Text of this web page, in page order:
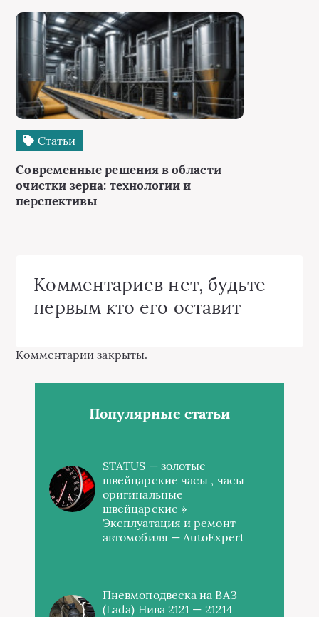
Статьи
Современные решения в области
очистки зерна: технологии и
перспективы
Комментариев нет, будьте
первым кто его оставит
Комментарии закрыты.
Популярные статьи
STATUS — золотые
швейцарские часы , часы
оригинальные
швейцарские »
Эксплуатация и ремонт
автомобиля — AutoExpert
Пневмоподвеска на ВАЗ
(Lada) Нива 2121 — 21214